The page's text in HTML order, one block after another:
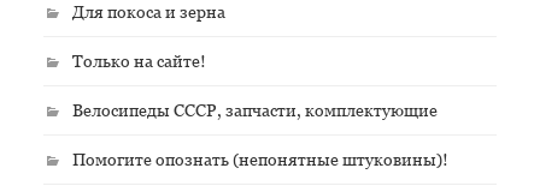
Для покоса и зерна
Только на сайте!
Велосипеды СССР, запчасти, комплектующие
Помогите опознать (непонятные штуковины)!